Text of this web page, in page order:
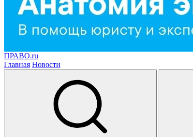
ПРАВО.ru
Главная Новости